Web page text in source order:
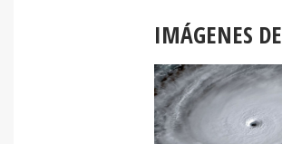
IMÁGENES